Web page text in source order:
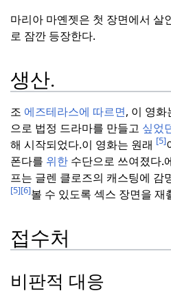
마리아 마옌젯은 첫 장면에서 살
로 잠깐 등장한다.
생산.
조 에즈테라스에 따르면, 이 영화
으로 법정 드라마를 만들고 싶었
해 시작되었다.이 영화는 원래 [5]
폰다를 위한 수단으로 쓰여졌다.
프는 글렌 클로즈의 캐스팅에 감
[5][6]볼 수 있도록 섹스 장면을 재
접수처
비판적 대응